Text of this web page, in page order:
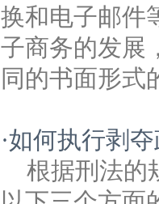
换和电子邮件
子商务的发展
同的书面形式
·如何执行剥
根据刑法的